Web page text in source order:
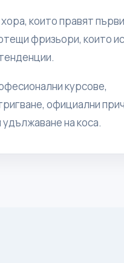
които правят
фризьори, които
курсове,
официални
на коса.